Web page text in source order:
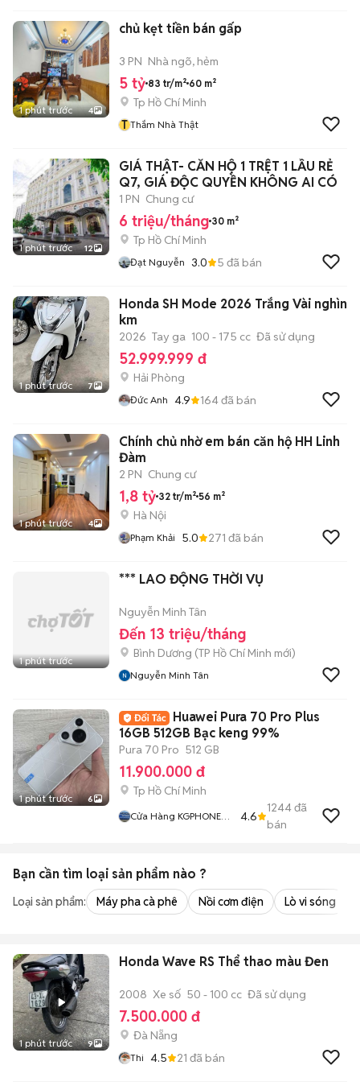
1 phút trước 4
chủ kẹt tiền bán gấp
3 PN Nhà ngõ, hẻm
5 tỷ 83 tr/m² 60 m²
Tp Hồ Chí Minh
T Thắm Nhà Thật
1 phút trước 12
GIÁ THẬT- CĂN HỘ 1 TRỆT 1 LẦU RẺ
Q7, GIÁ ĐỘC QUYỀN KHÔNG AI CÓ
1 PN Chung cư
6 triệu/tháng 30 m²
Tp Hồ Chí Minh
Đạt Nguyễn 3.0 5 đã bán
1 phút trước 7
Honda SH Mode 2026 Trắng Vài nghìn
km
2026 Tay ga 100 - 175 cc Đã sử dụng
52.999.999 đ
Hải Phòng
Đức Anh 4.9 164đã bán
1 phút trước 4
Chính chủ nhờ em bán căn hộ HH Linh
Đàm
2 PN Chung cư
1,8 tỷ 32 tr/m² 56 m²
Hà Nội
Phạm Khải 5.0 271 đã bán
1 phút trước
*** LAO ĐỘNG THỜI VỤ
Nguyễn Minh Tân
Đến 13 triệu/tháng
Bình Dương (TP Hồ Chí Minh mới)
Nguyễn Minh Tân
1 phút trước 6
Huawei Pura 70 Pro Plus
16GB 512GB Bạc keng 99%
Pura 70 Pro 512 GB
11.900.000 đ
Tp Hồ Chí Minh
Cửa Hàng KGPHONE
4.6
1244đã
bán
Bạn cần tìm loại sản phẩm nào ?
Loại sản phẩm: Máy pha cà phê Nồi cơm điện Lò vi sóng
1 phút trước 9
Honda Wave RS Thể thao màu Đen
2008 Xe số 50 - 100 cc Đã sử dụng
7.500.000 đ
Đà Nẵng
Thi 4.5 21 đã bán